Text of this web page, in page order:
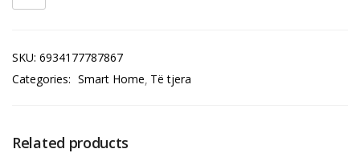
SKU: 6934177787867
Categories: Smart Home Të tjera
Related products